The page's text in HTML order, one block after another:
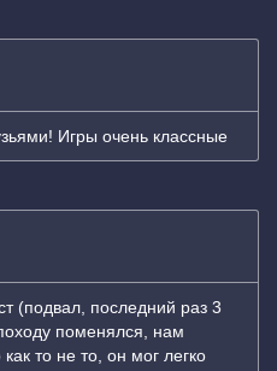
Игры очень классные
(подвал, последний раз 3
поменялся, нам
то не то, он мог легко